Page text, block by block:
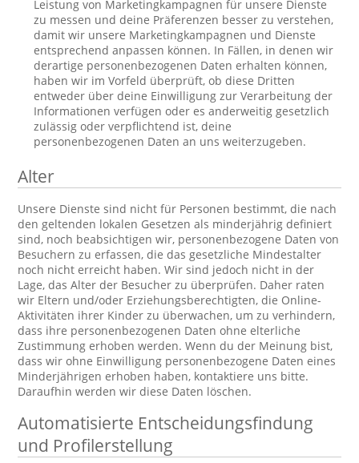
Leistung von Marketingkampagnen für unsere Dienste
zu messen und deine Präferenzen besser zu verstehen,
damit wir unsere Marketingkampagnen und Dienste
entsprechend anpassen können. In Fällen, in denen wir
derartige personenbezogenen Daten erhalten können,
haben wir im Vorfeld überprüft, ob diese Dritten
entweder über deine Einwilligung zur Verarbeitung der
Informationen verfügen oder es anderweitig gesetzlich
zulässig oder verpflichtend ist, deine
personenbezogenen Daten an uns weiterzugeben.
Alter
Unsere Dienste sind nicht für Personen bestimmt, die nach
den geltenden lokalen Gesetzen als minderjährig definiert
sind, noch beabsichtigen wir, personenbezogene Daten von
Besuchern zu erfassen, die das gesetzliche Mindestalter
noch nicht erreicht haben. Wir sind jedoch nicht in der
Lage, das Alter der Besucher zu überprüfen. Daher raten
wir Eltern und/oder Erziehungsberechtigten, die Online-
Aktivitäten ihrer Kinder zu überwachen, um zu verhindern,
dass ihre personenbezogenen Daten ohne elterliche
Zustimmung erhoben werden. Wenn du der Meinung bist,
dass wir ohne Einwilligung personenbezogene Daten eines
Minderjährigen erhoben haben, kontaktiere uns bitte.
Daraufhin werden wir diese Daten löschen.
Automatisierte Entscheidungsfindung
und Profilerstellung